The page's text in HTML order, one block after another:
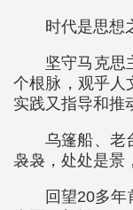
时代是思想
坚守马克思
个根脉，观乎人
实践又指导和推
乌篷船、老
袅袅，处处是景
回望20多